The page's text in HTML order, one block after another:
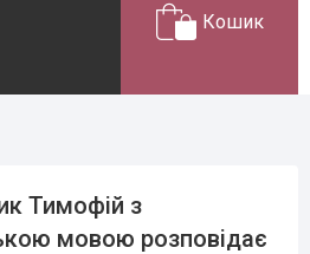
Кошик
Тимофій з
мовою розповідає